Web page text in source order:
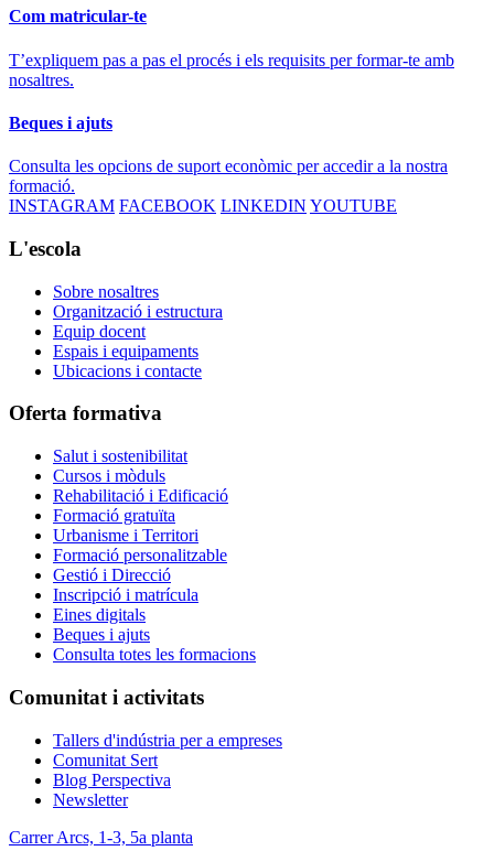
Com matricular-te
T’expliquem pas a pas el procés i els requisits per formar-te amb
nosaltres.
Beques i ajuts
Consulta les opcions de suport econòmic per accedir a la nostra
formació.
INSTAGRAM FACEBOOK LINKEDIN YOUTUBE
L'escola
Sobre nosaltres
Organització i estructura
Equip docent
Espais i equipaments
Ubicacions i contacte
Oferta formativa
Salut i sostenibilitat
Cursos i mòduls
Rehabilitació i Edificació
Formació gratuïta
Urbanisme i Territori
Formació personalitzable
Gestió i Direcció
Inscripció i matrícula
Eines digitals
Beques i ajuts
Consulta totes les formacions
Comunitat i activitats
Tallers d'indústria per a empreses
Comunitat Sert
Blog Perspectiva
Newsletter
Carrer Arcs, 1-3, 5a planta